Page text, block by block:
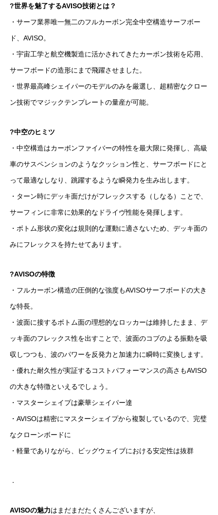
?世界を魅了するAVISO技術とは？
・サーフ業界唯一無二のフルカーボン完全中空構造サーフボー
ド、AVISO。
・宇宙工学と航空機製造に活かされてきたカーボン技術を応用、
サーフボードの造形にまで飛躍させました。
・世界最高峰シェイパーのモデルのみを厳選し、超精密なクロー
ン技術でマジックテンプレートの量産が可能。
?中空のヒミツ
・中空構造はカーボンファイバーの特性を最大限に発揮し、高級
車のサスペンションのようなクッション性と、サーフボードにと
って最適なしなり、跳躍するような瞬発力を生み出します。
・ターン時にデッキ面だけがフレックスする（しなる）ことで、
サーフィンに非常に効果的なドライヴ性能を発揮します。
・ボトム形状の変化は規則的な運動に適さないため、デッキ面の
みにフレックスを持たせてあります。
?AVISOの特徴
・フルカーボン構造の圧倒的な強度もAVISOサーフボードの大き
な特長。
・波面に接するボトム面の理想的なロッカーは維持したまま、デ
ッキ面のフレックス性を出すことで、波面のコブのよる振動を吸
収しつつも、波のパワーを反発力と加速力に瞬時に変換します。
・優れた耐久性が実証するコストパフォーマンスの高さもAVISO
の大きな特徴といえるでしょう。
・マスターシェイプは豪華シェイパー達
・AVISOは精密にマスターシェイプから複製しているので、完璧
なクローンボードに
・軽量でありながら、ビッグウェイブにおける安定性は抜群
．
AVISOの魅力はまだまだたくさんございますが、